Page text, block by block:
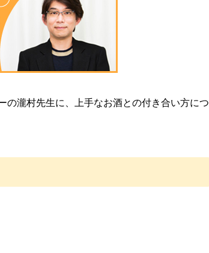
瀧村先生に、上手なお酒との付き合い方につ